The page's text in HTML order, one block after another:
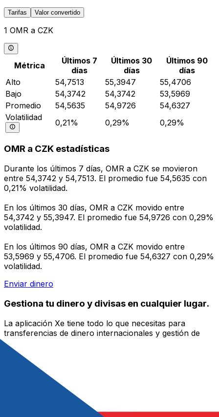
Tarifas Valor convertido
1 OMR a CZK
Métrica
Últimos 7
días
Últimos 30
días
Últimos 90
días
Alto
54,7513 55,3947
55,4706
Bajo
54,3742 54,3742
53,5969
Promedio
54,5635 54,9726
54,6327
Volatilidad
0,21% 0,29% 0,29%
OMR a CZK estadísticas
Durante los últimos 7 días, OMR a CZK se movieron
entre 54,3742 y 54,7513. El promedio fue 54,5635 con
0,21% volatilidad.
En los últimos 30 días, OMR a CZK movido entre
54,3742 y 55,3947. El promedio fue 54,9726 con 0,29%
volatilidad.
En los últimos 90 días, OMR a CZK movido entre
53,5969 y 55,4706. El promedio fue 54,6327 con 0,29%
volatilidad.
Enviar dinero
Gestiona tu dinero y divisas en cualquier lugar.
La aplicación Xe tiene todo lo que necesitas para
transferencias de dinero internacionales y gestión de
divisas. Convierte divisas, configura alertas de tipos y
transfiere dinero al extranjero sin comisiones ocultas.
¡Descarga hoy!